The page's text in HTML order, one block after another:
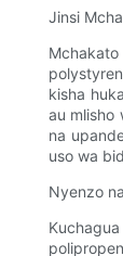
Jinsi
kisha
au mlisho
na
uso wa
Nyenzo